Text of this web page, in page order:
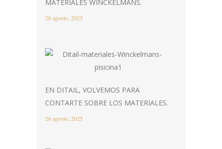
MATERIALES WINCKELMANS.
28 agosto, 2025
EN DITAIL, VOLVEMOS PARA
CONTARTE SOBRE LOS MATERIALES.
26 agosto, 2025